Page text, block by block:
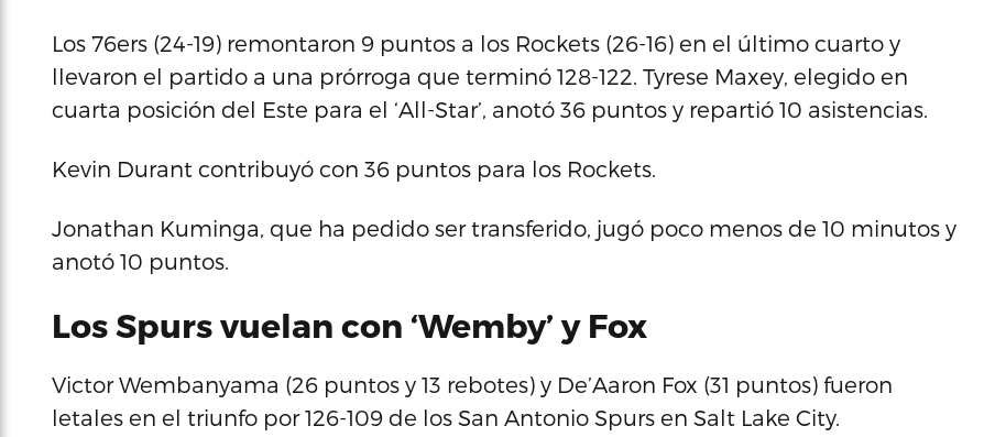
Los 76ers (24-19) remontaron 9 puntos a los Rockets (26-16) en el último cuarto y
llevaron el partido a una prórroga que terminó 128-122. Tyrese Maxey, elegido en
cuarta posición del Este para el ‘All-Star’, anotó 36 puntos y repartió 10 asistencias.
Kevin Durant contribuyó con 36 puntos para los Rockets.
Jonathan Kuminga, que ha pedido ser transferido, jugó poco menos de 10 minutos y
anotó 10 puntos.
Los Spurs vuelan con ‘Wemby’ y Fox
Victor Wembanyama (26 puntos y 13 rebotes) y De’Aaron Fox (31 puntos) fueron
letales en el triunfo por 126-109 de los San Antonio Spurs en Salt Lake City.